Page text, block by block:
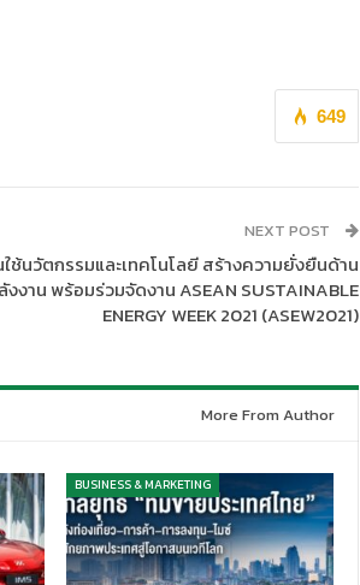
649
NEXT POST
ช้นวัตกรรมและเทคโนโลยี สร้างความยั่งยืนด้าน
งาน พร้อมร่วมจัดงาน ASEAN SUSTAINABLE
ENERGY WEEK 2021 (ASEW2021)
More From Author
BUSINESS & MARKETING